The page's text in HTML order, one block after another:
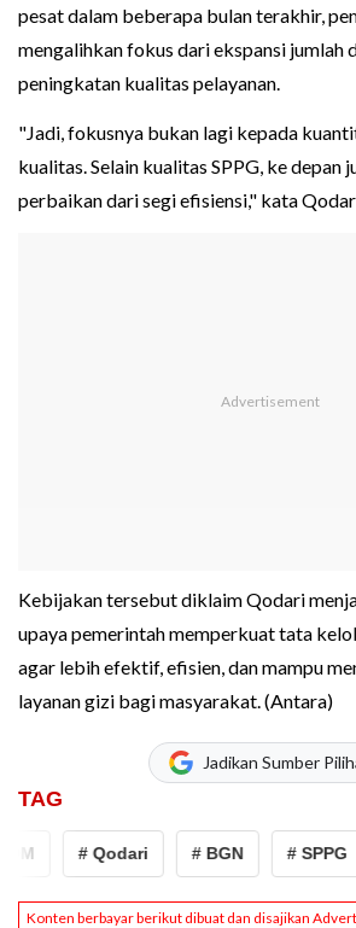
pesat dalam beberapa bulan terakhir,
mengalihkan fokus dari ekspansi jumlah
peningkatan kualitas pelayanan.
"Jadi, fokusnya bukan lagi kepada
kualitas. Selain kualitas SPPG, ke depan
perbaikan dari segi efisiensi," kata
Kebijakan tersebut diklaim Qodari
upaya pemerintah memperkuat tata
agar lebih efektif, efisien, dan mampu
layanan gizi bagi masyarakat. (Antara)
Jadikan Sumber
TAG
# Qodari # BGN # SPPG